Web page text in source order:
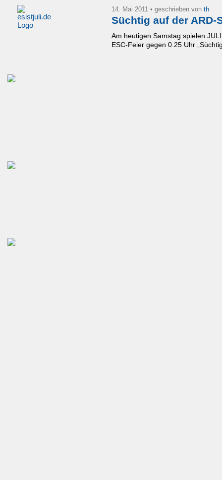
14. Mai 2011 • geschrieben von th
Süchtig auf der ARD-
Am heutigen Samstag spielen
ESC-Feier gegen 0.25 Uhr